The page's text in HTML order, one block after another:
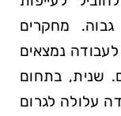
מחקרים
נמצאים
שנית, בתחום
עלולה לגרום